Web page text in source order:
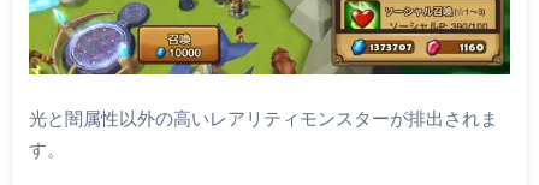
光と闇属性以外の高いレアリティモンスターが排出されま
す。